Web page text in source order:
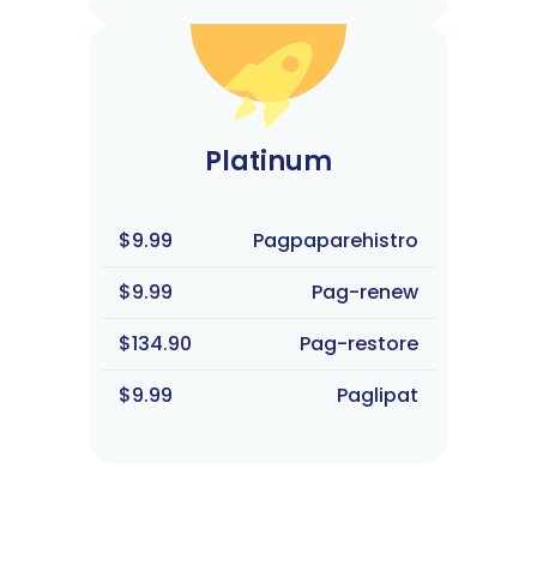
Platinum
$9.99
Pagpaparehistro
$9.99
Pag-renew
$134.90
Pag-restore
$9.99
Paglipat